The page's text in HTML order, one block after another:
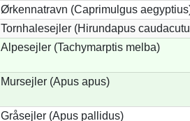
Ørkennatravn (Caprimulgus
Tornhalesejler (Hirundapus
Alpesejler (Tachymarptis melba)
Mursejler (Apus apus)
Gråsejler (Apus pallidus)